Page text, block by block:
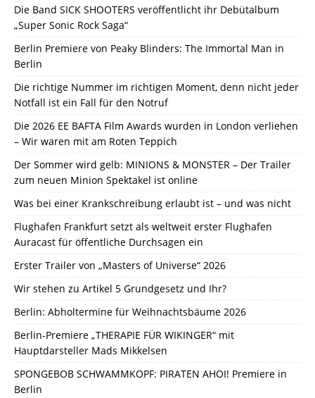
Die Band SICK SHOOTERS veröffentlicht ihr Debütalbum
„Super Sonic Rock Saga“
Berlin Premiere von Peaky Blinders: The Immortal Man in
Berlin
Die richtige Nummer im richtigen Moment, denn nicht jeder
Notfall ist ein Fall für den Notruf
Die 2026 EE BAFTA Film Awards wurden in London verliehen
– Wir waren mit am Roten Teppich
Der Sommer wird gelb: MINIONS & MONSTER – Der Trailer
zum neuen Minion Spektakel ist online
Was bei einer Krankschreibung erlaubt ist – und was nicht
Flughafen Frankfurt setzt als weltweit erster Flughafen
Auracast für öffentliche Durchsagen ein
Erster Trailer von „Masters of Universe“ 2026
Wir stehen zu Artikel 5 Grundgesetz und Ihr?
Berlin: Abholtermine für Weihnachtsbäume 2026
Berlin-Premiere „THERAPIE FÜR WIKINGER“ mit
Hauptdarsteller Mads Mikkelsen
SPONGEBOB SCHWAMMKOPF: PIRATEN AHOI! Premiere in
Berlin